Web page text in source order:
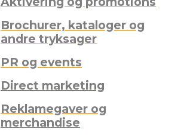
Brochurer, kataloger og
andre tryksager
PR og events
Direct marketing
Reklamegaver og
merchandise